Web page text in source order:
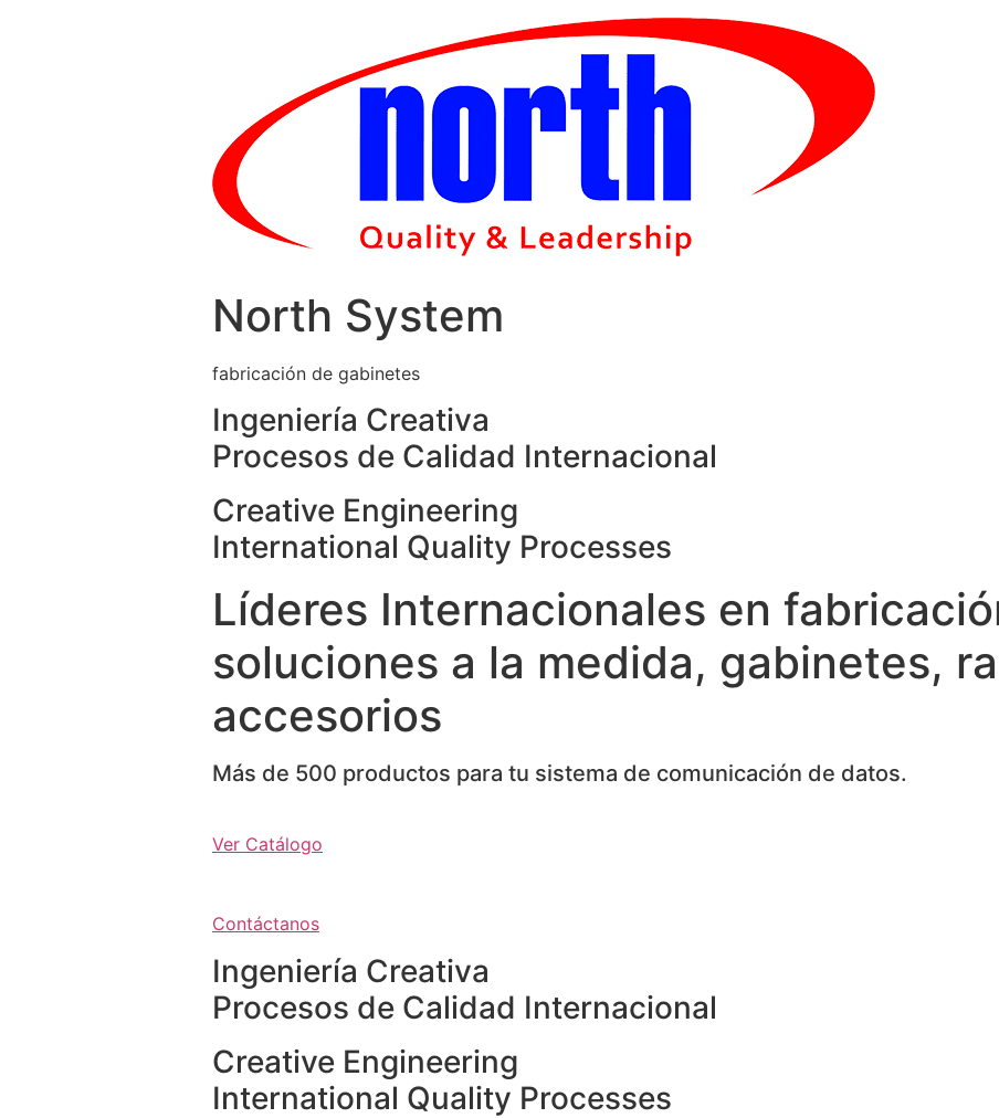
North System
fabricación de gabinetes
Ingeniería Creativa
Procesos de Calidad Internacional
Creative Engineering
International Quality Processes
Líderes Internacionales en
soluciones a la medida, gabinetes,
accesorios
Más de 500 productos para tu sistema de comunicación de datos.
Ver Catálogo
Contáctanos
Ingeniería Creativa
Procesos de Calidad Internacional
Creative Engineering
International Quality Processes